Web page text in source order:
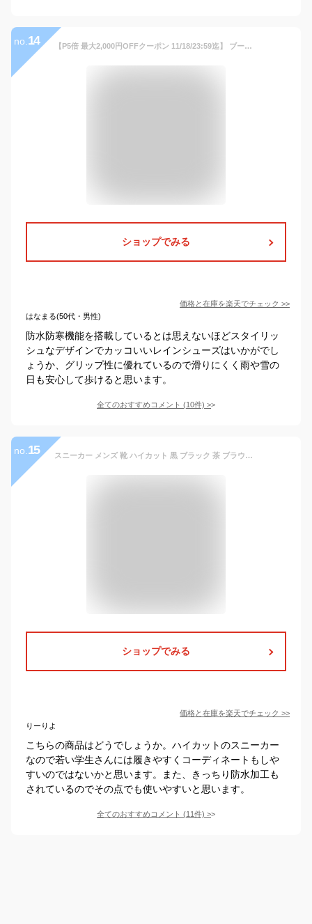
no. 14 【P5倍 最大2,000円OFFクーポン 11/18/23:59迄】 ブーツ レインブーツ レインシューズ スノーシューズ レインスニーカー スノーブーツ 防水 防寒 防滑 雨 雪 大きいサイズ メンズシューズ 紳士靴 シューズグラインド
ショップでみる
価格と在庫を楽天でチェック >>
はなまる(50代・男性)
防水防寒機能を搭載しているとは思えないほどスタイリッ
シュなデザインでカッコいいレインシューズはいかがでし
ょうか、グリップ性に優れているので滑りにくく雨や雪の
日も安心して歩けると思います。
全てのおすすめコメント (10件) >
no. 15 スニーカー メンズ 靴 ハイカット 黒 ブラック 茶 ブラウン ネイビー 防水 防滑 幅広 3E 雨 雪 おしゃれ 滑りにくい 通勤 通学 疲れない 大きいサイズ 軽量 軽い プレゼント ギフト かっこいい ラーキンス LARKINS L-6476
ショップでみる
価格と在庫を楽天でチェック >>
りーりよ
こちらの商品はどうでしょうか。ハイカットのスニーカー
なので若い学生さんには履きやすくコーディネートもしや
すいのではないかと思います。また、きっちり防水加工も
されているのでその点でも使いやすいと思います。
全てのおすすめコメント (11件) >